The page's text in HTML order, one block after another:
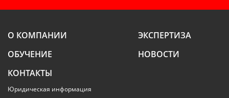
О КОМПАНИИ
ЭКСПЕРТИЗА
ОБУЧЕНИЕ
НОВОСТИ
КОНТАКТЫ
Юридическая информация